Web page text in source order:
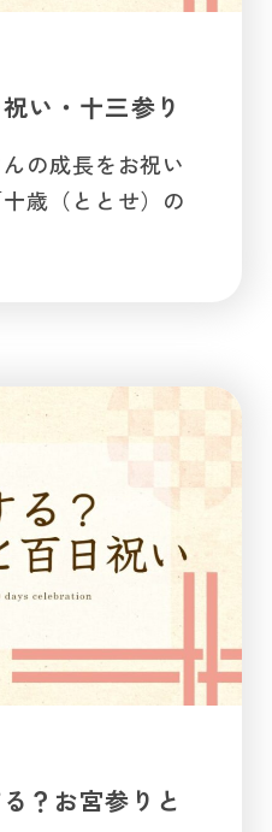
い・十三参り
の成長をお祝い
歳（ととせ）の
？お宮参りと